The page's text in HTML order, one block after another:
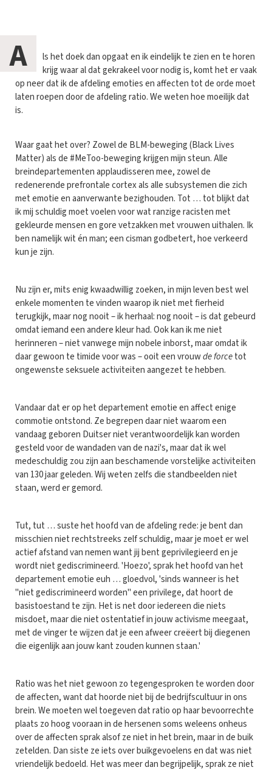
A
ls het doek dan opgaat en ik eindelijk te zien en te horen
krijg waar al dat gekrakeel voor nodig is, komt het er vaak
op neer dat ik de afdeling emoties en affecten tot de orde moet
laten roepen door de afdeling ratio. We weten hoe moeilijk dat
is.
Waar gaat het over? Zowel de BLM-beweging (Black Lives
Matter) als de #MeToo-beweging krijgen mijn steun. Alle
breindepartementen applaudisseren mee, zowel de
redenerende prefrontale cortex als alle subsystemen die zich
met emotie en aanverwante bezighouden. Tot … tot blijkt dat
ik mij schuldig moet voelen voor wat ranzige racisten met
gekleurde mensen en gore vetzakken met vrouwen uithalen. Ik
ben namelijk wit én man; een cisman godbetert, hoe verkeerd
kun je zijn.
Nu zijn er, mits enig kwaadwillig zoeken, in mijn leven best wel
enkele momenten te vinden waarop ik niet met fierheid
terugkijk, maar nog nooit – ik herhaal: nog nooit – is dat gebeurd
omdat iemand een andere kleur had. Ook kan ik me niet
herinneren – niet vanwege mijn nobele inborst, maar omdat ik
daar gewoon te timide voor was – ooit een vrouwde forcetot
ongewenste seksuele activiteiten aangezet te hebben.
Vandaar dat er op het departement emotie en affect enige
commotie ontstond. Ze begrepen daar niet waarom een
vandaag geboren Duitser niet verantwoordelijk kan worden
gesteld voor de wandaden van de nazi's, maar dat ik wel
medeschuldig zou zijn aan beschamende vorstelijke activiteiten
van 130 jaar geleden. Wij weten zelfs die standbeelden niet
staan, werd er gemord.
Tut, tut … suste het hoofd van de afdeling rede: je bent dan
misschien niet rechtstreeks zelf schuldig, maar je moet er wel
actief afstand van nemen want jij bent geprivilegieerd en je
wordt niet gediscrimineerd. 'Hoezo', sprak het hoofd van het
departement emotie euh … gloedvol, 'sinds wanneer is het
"niet gediscrimineerd worden" een privilege, dat hoort de
basistoestand te zijn. Het is net door iedereen die niets
misdoet, maar die niet ostentatief in jouw activisme meegaat,
met de vinger te wijzen dat je een afweer creëert bij diegenen
die eigenlijk aan jouw kant zouden kunnen staan.'
Ratio was het niet gewoon zo tegengesproken te worden door
de affecten, want dat hoorde niet bij de bedrijfscultuur in ons
brein. We moeten wel toegeven dat ratio op haar bevoorrechte
plaats zo hoog vooraan in de hersenen soms weleens onheus
over de affecten sprak alsof ze niet in het brein, maar in de buik
zetelden. Dan siste ze iets over buikgevoelens en dat was niet
vriendelijk bedoeld. Het was meer dan begrijpelijk, sprak ze niet